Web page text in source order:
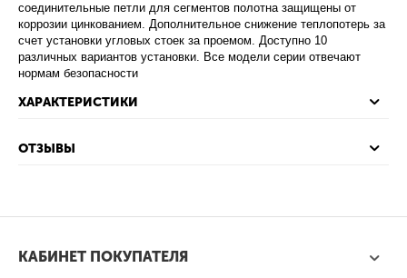
соединительные петли для сегментов полотна защищены от
коррозии цинкованием. Дополнительное снижение теплопотерь за
счет установки угловых стоек за проемом. Доступно 10
различных вариантов установки. Все модели серии отвечают
нормам безопасности
ХАРАКТЕРИСТИКИ
ОТЗЫВЫ
КАБИНЕТ ПОКУПАТЕЛЯ